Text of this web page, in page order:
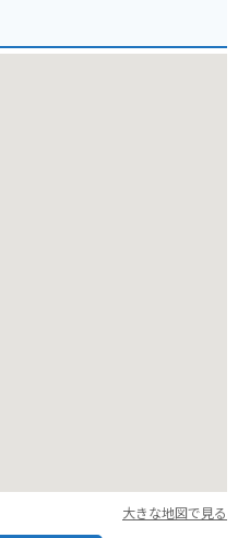
5分ほど。気軽にアクセス
スの休憩地点としても最適
大きな地図で見る